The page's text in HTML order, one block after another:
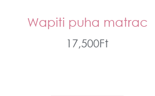
Wapiti puha matrac
17,500Ft